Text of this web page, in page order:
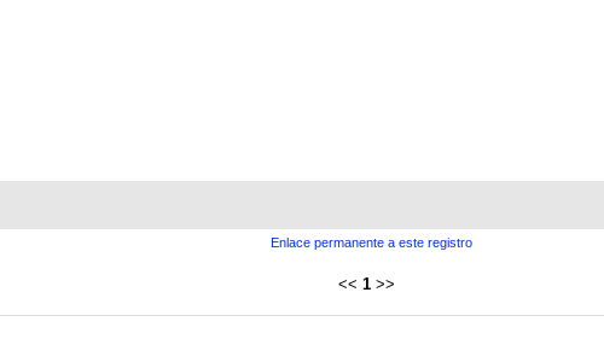
Enlace permanente a este registro
<< 1 >>